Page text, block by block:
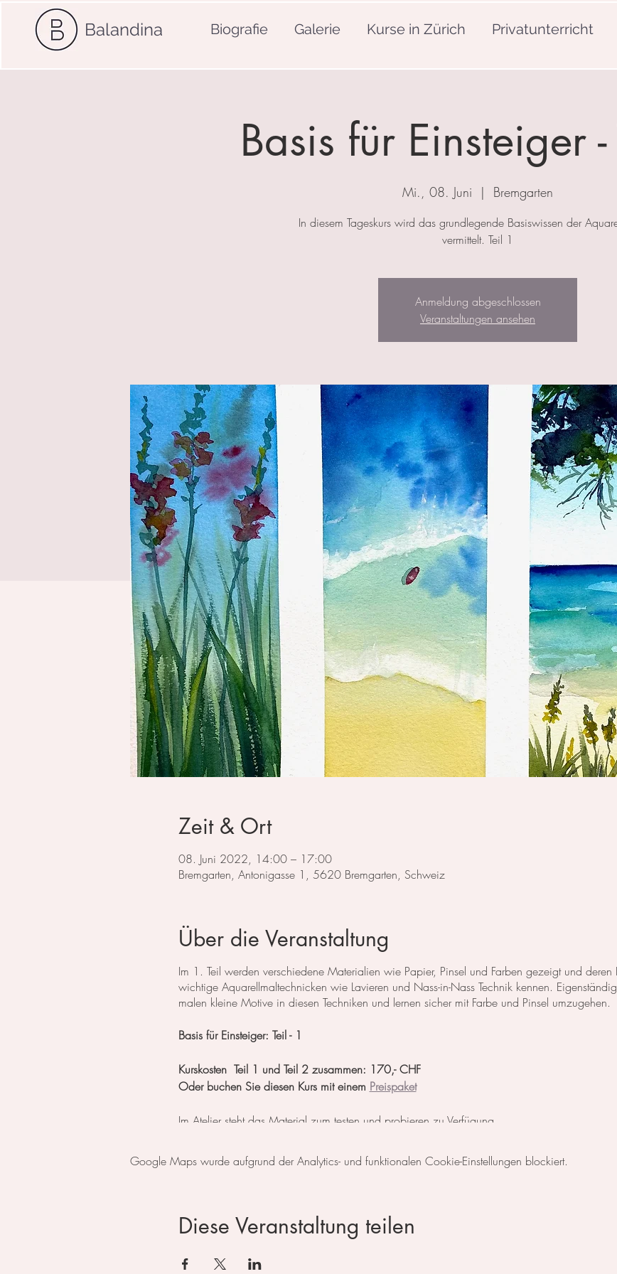
Balandina Biografie Galerie Kurse in Zürich Privatunterricht
Basis für Einsteiger -
Mi., 08. Juni
  |
Bremgarten
In diesem Tageskurs wird das grundlegende Basiswissen der
vermittelt. Teil 1
Anmeldung abgeschlossen
Veranstaltungen ansehen
Zeit & Ort
08. Juni 2022, 14:00 – 17:00
Bremgarten, Antonigasse 1, 5620 Bremgarten, Schweiz
Über die Veranstaltung
Im 1. Teil werden verschiedene Materialien wie Papier, Pinsel und Farben gezeigt und deren
wichtige Aquarellmaltechnicken wie Lavieren und Nass-in-Nass Technik kennen.
malen kleine Motive in diesen Techniken und lernen sicher mit Farbe und Pinsel umzugehen.
Basis für Einsteiger: Teil - 1
Kurskosten Teil 1 und Teil 2 zusammen: 170,- CHF
Oder buchen Sie diesen Kurs mit einem Preispaket
Im Atelier steht das Material zum testen und probieren zu Verfügung.
Zahlbar entweder mit Twint, PayPal, Kreditkarte, vorheriger Überweisung oder in Bar vor Ort.
oder per eMail (kontakt@irina-balandina.com )
Google Maps wurde aufgrund der Analytics- und funktionalen Cookie-Einstellungen blockiert.
Diese Veranstaltung teilen